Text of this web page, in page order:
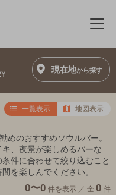
メ
現在地から探す
一覧表示 地図表示
めのおすすめソウルバー。
、夜景が楽しめるバーな
件に合わせて絞り込むこと
を楽しんでください。
0〜0 件を表示 ／ 全 0 件